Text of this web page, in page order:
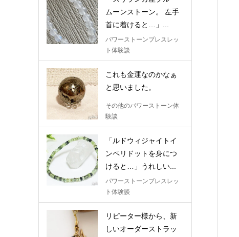
ムーンストーン。 左手
首に着けると…」...
パワーストーンブレスレッ
ト体験談
これも金運なのかなぁ
と思いました。
その他のパワーストーン体
験談
「ルドウィジャイトイ
ンペリドットを身につ
けると…」うれしい...
パワーストーンブレスレッ
ト体験談
リピーター様から、新
しいオーダーストラッ